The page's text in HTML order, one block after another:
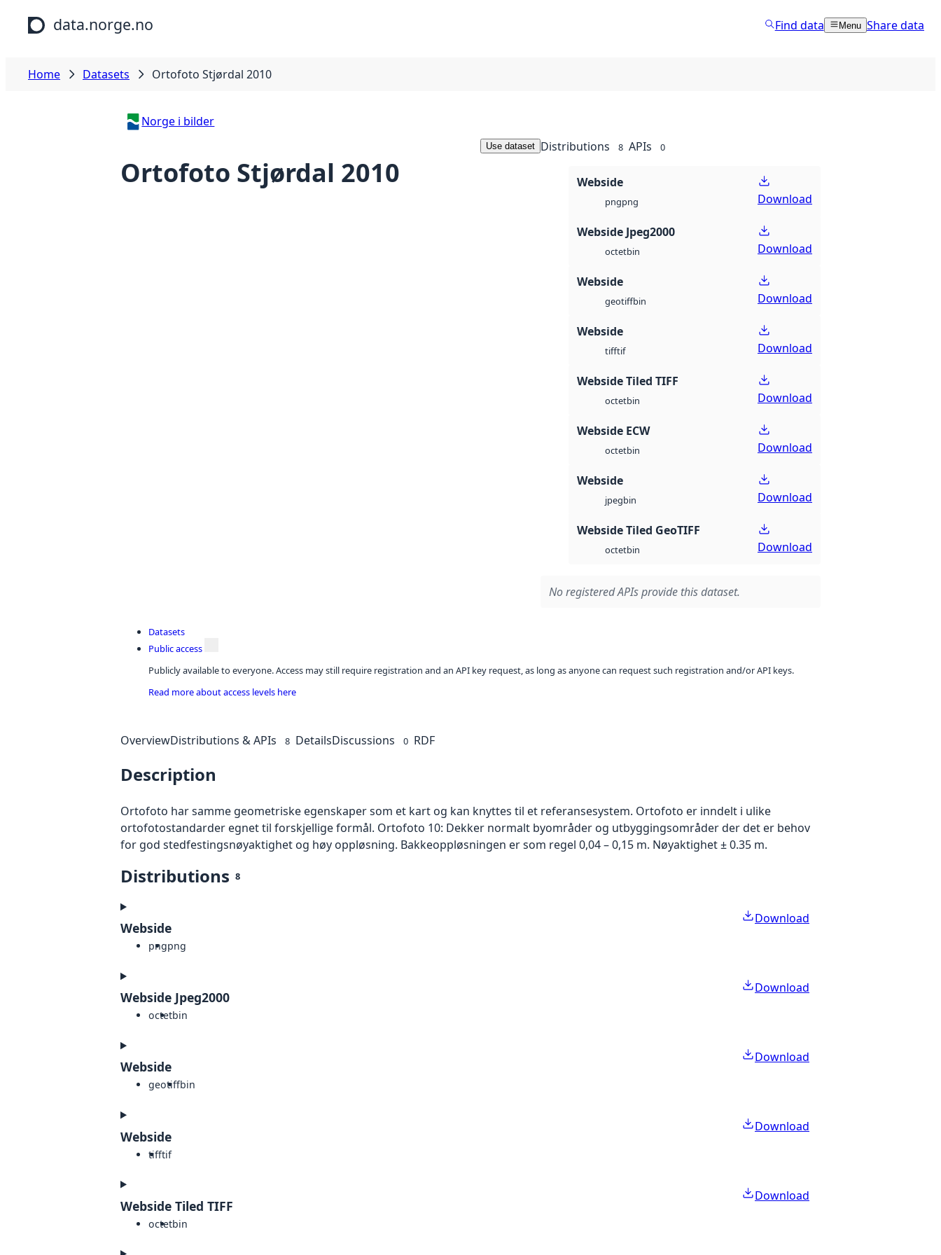
Skip to main content
data.norge.no Find data Menu Share data
Home Datasets Ortofoto Stjørdal 2010
Norge i bilder
Ortofoto Stjørdal 2010
Use dataset Distributions 8 APIs 0
Webside
pngpng Download
Webside Jpeg2000
octetbin Download
Webside
geotiffbin Download
Webside
tifftif Download
Webside Tiled TIFF
octetbin Download
Webside ECW
octetbin Download
Webside
jpegbin Download
Webside Tiled GeoTIFF
octetbin Download
No registered APIs provide this dataset.
Datasets
Public access
Publicly available to everyone. Access may still require registration and an API key request, as long as anyone can request such registration and/or API keys.
Read more about access levels here
OverviewDistributions & APIs 8 DetailsDiscussions 0 RDF
Description
Ortofoto har samme geometriske egenskaper som et kart og kan knyttes til et referansesystem. Ortofoto er inndelt i ulike
ortofotostandarder egnet til forskjellige formål. Ortofoto 10: Dekker normalt byområder og utbyggingsområder der det er behov
for god stedfestingsnøyaktighet og høy oppløsning. Bakkeoppløsningen er som regel 0,04 – 0,15 m. Nøyaktighet ± 0.35 m.
Distributions 8
Webside
pngpng
Download
Webside Jpeg2000
octetbin
Download
Webside
geotiffbin
Download
Webside
tifftif
Download
Webside Tiled TIFF
octetbin
Download